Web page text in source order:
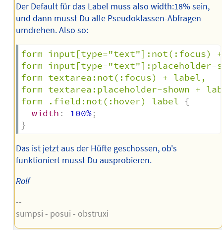
Der Default für das Label muss also width:18% sein,
und dann musst Du alle Pseudoklassen-Abfragen
umdrehen. Also so:
form input[type="text"]:not(:focus)
form input[type="text"]:placeholder-
form textarea:not(:focus) + label,
form textarea:placeholder-shown +
form .field:not(:hover) label
{
width : 100%;
}
Das ist jetzt aus der Hüfte geschossen, ob's
funktioniert musst Du ausprobieren.
Rolf
--
sumpsi - posui - obstruxi